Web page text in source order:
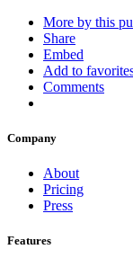
More by this
Share
Embed
Add to
Comments
Company
About
Pricing
Press
Features